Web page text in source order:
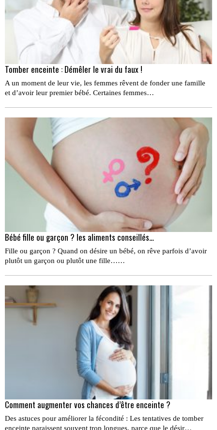
Tomber enceinte : Démêler le vrai du faux !
A un moment de leur vie, les femmes rêvent de fonder une famille
et d’avoir leur premier bébé. Certaines femmes…
Bébé fille ou garçon ? les aliments conseillés…
Fille ou garçon ? Quand on désire un bébé, on rêve parfois d’avoir
plutôt un garçon ou plutôt une fille……
Comment augmenter vos chances d’être enceinte ?
Des astuces pour améliorer la fécondité : Les tentatives de tomber
enceinte paraissent souvent trop longues, parce que le désir…